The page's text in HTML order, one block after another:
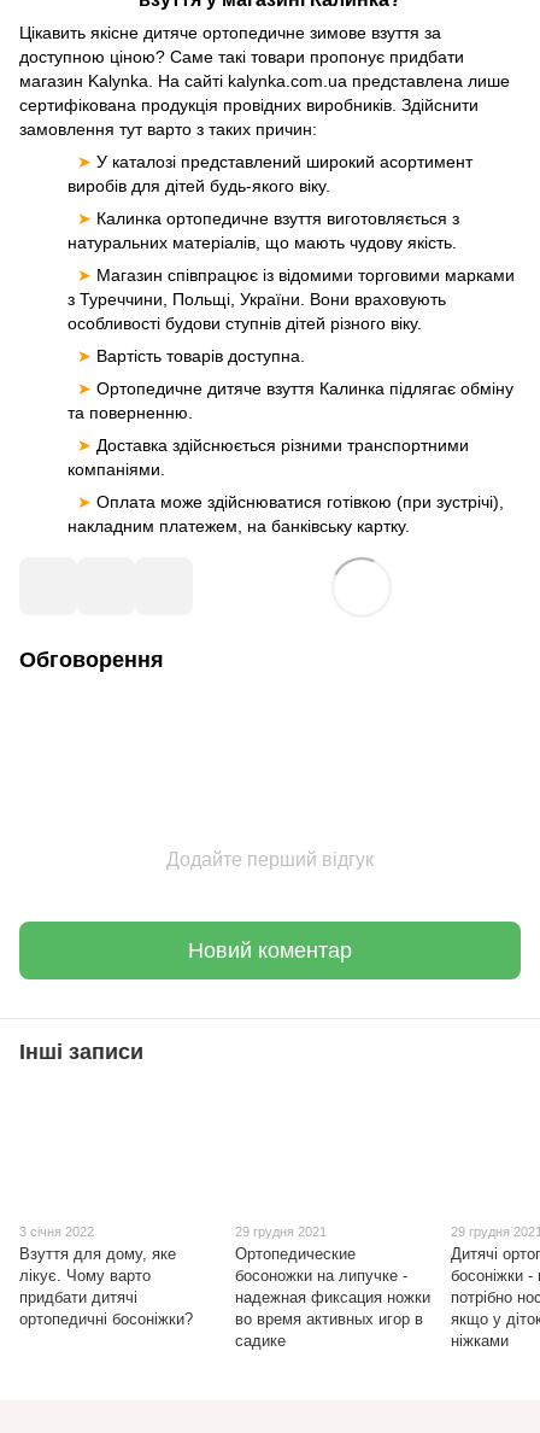
Цікавить якісне дитяче ортопедичне зимове взуття за
доступною ціною? Саме такі товари пропонує придбати
магазин Kalynka. На сайті kalynka.com.ua представлена ​​лише
сертифікована продукція провідних виробників. Здійснити
замовлення тут варто з таких причин:
➤ У каталозі представлений широкий асортимент
виробів для дітей будь-якого віку.
➤ Калинка ортопедичне взуття виготовляється з
натуральних матеріалів, що мають чудову якість.
➤ Магазин співпрацює із відомими торговими марками
з Туреччини, Польщі, України. Вони враховують
особливості будови ступнів дітей різного віку.
➤ Вартість товарів доступна.
➤ Ортопедичне дитяче взуття Калинка підлягає обміну
та поверненню.
➤ Доставка здійснюється різними транспортними
компаніями.
➤ Оплата може здійснюватися готівкою (при зустрічі),
накладним платежем, на банківську картку.
Обговорення
Додайте перший відгук
Новий коментар
Інші записи
3 січня 2022
Взуття для дому, яке
лікує. Чому варто
придбати дитячі
ортопедичні босоніжки?
29 грудня 2021
Ортопедические
босоножки на липучке -
надежная фиксация ножки
во время активных игор в
садике
29 грудня
Дитячі
босоніжки -
потрібно
якщо у
ніжками